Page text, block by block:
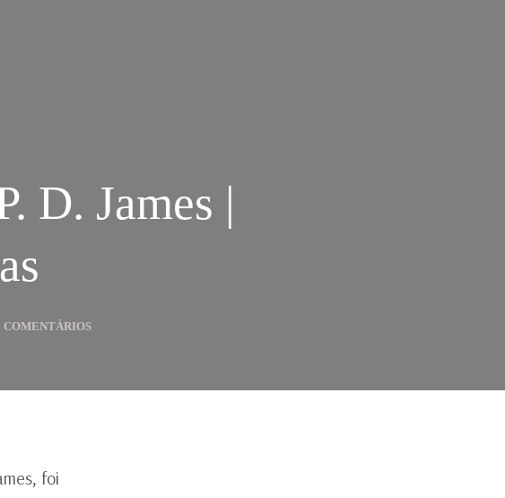
D. James |
COMENTÁRIOSEM
PEMBERLEY,
foi